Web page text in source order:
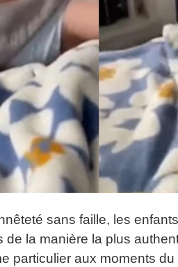
sans faille, les
de la manière la plus
particulier aux moments